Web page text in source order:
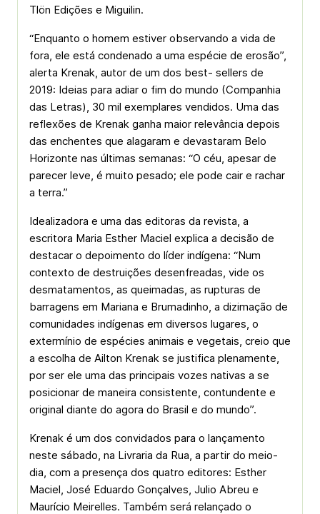
Tlön Edições e Miguilin.
“Enquanto o homem estiver observando a vida de
fora, ele está condenado a uma espécie de erosão”,
alerta Krenak, autor de um dos best- sellers de
2019: Ideias para adiar o fim do mundo (Companhia
das Letras), 30 mil exemplares vendidos. Uma das
reflexões de Krenak ganha maior relevância depois
das enchentes que alagaram e devastaram Belo
Horizonte nas últimas semanas: “O céu, apesar de
parecer leve, é muito pesado; ele pode cair e rachar
a terra.”
Idealizadora e uma das editoras da revista, a
escritora Maria Esther Maciel explica a decisão de
destacar o depoimento do líder indígena: “Num
contexto de destruições desenfreadas, vide os
desmatamentos, as queimadas, as rupturas de
barragens em Mariana e Brumadinho, a dizimação de
comunidades indígenas em diversos lugares, o
extermínio de espécies animais e vegetais, creio que
a escolha de Ailton Krenak se justifica plenamente,
por ser ele uma das principais vozes nativas a se
posicionar de maneira consistente, contundente e
original diante do agora do Brasil e do mundo”.
Krenak é um dos convidados para o lançamento
neste sábado, na Livraria da Rua, a partir do meio-
dia, com a presença dos quatro editores: Esther
Maciel, José Eduardo Gonçalves, Julio Abreu e
Maurício Meirelles. Também será relançado o